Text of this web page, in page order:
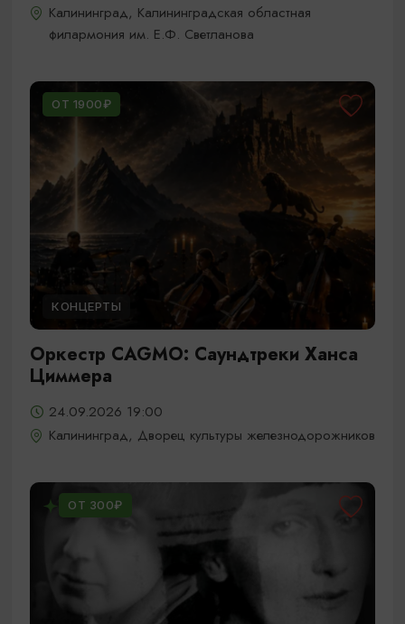
Калининград, Калининградская областная
филармония им. Е.Ф. Светланова
ОТ 1900₽
КОНЦЕРТЫ
Оркестр CAGMO: Саундтреки Ханса
Циммера
24.09.2026 19:00
Калининград, Дворец культуры железнодорожников
ОТ 300₽